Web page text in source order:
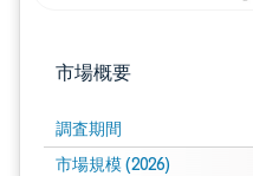
市場概要
調査期間
市場規模 (2026)